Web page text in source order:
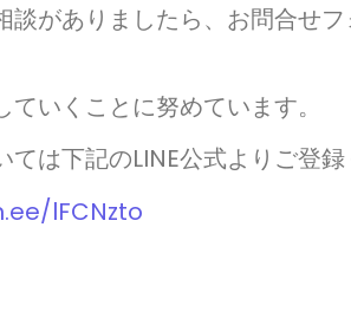
がありましたら、お問合せ
いくことに努めています。
は下記のLINE公式よりご登録
lFCNzto